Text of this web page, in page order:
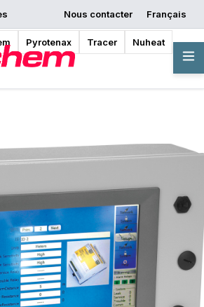
Pyrotenax Tracer Nuheat
Nous contacter
Français
Où acheter
Commencer la